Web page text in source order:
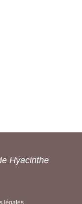
Hyacinthe
légales